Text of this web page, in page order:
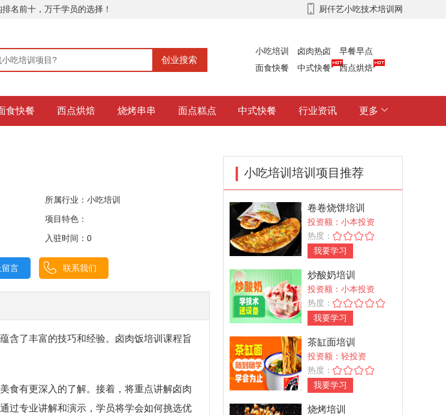
名前十，万千学员的选择！ 厨仟艺小吃技术培训网
小吃培训 卤肉热卤
早餐早点
面食快餐
中式快餐 西点烘焙
食快餐 西点烘焙 烧烤串串 面点糕点 中式快餐 行业资讯 更多
所属行业： 小吃培训
项目特色：
入驻时间：0
留言 联系我们
含了丰富的技巧和经验。卤肉饭培训课程旨
食有更深入的了解。接着，将重点讲解卤肉
过专业讲解和演示，学员将学会如何挑选优
小吃培训培训项目推荐
卷卷烧饼培训
投资额：小本投资
热度：
我要学习
炒酸奶培训
投资额：小本投资
热度：
我要学习
茶缸面培训
投资额：轻投资
热度：
我要学习
烧烤培训